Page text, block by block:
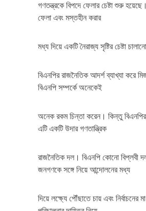
গণতন্ত্রকে বিপদে ফেলার চেষ্টা শুরু
ফেলা এবং মস্তহীন করার
মধ্য দিয়ে একটি নৈরাজ্য সৃষ্টির চেষ্টা
বিএনপির রাজনৈতিক আদর্শ ব্যাখ্যা করে
বিএনপি সম্পর্কে অনেকেই
অনেক রকম চিন্তা করেন। কিন্তু
এটি একটি উদার গণতান্ত্রিক
রাজনৈতিক দল। বিএনপি কোনো বিপ্লবী
জনগণকে সঙ্গে নিয়ে আন্দোলনের মধ্য
দিয়ে লক্ষ্যে পৌঁছাতে চায় এবং নির্বাচনের